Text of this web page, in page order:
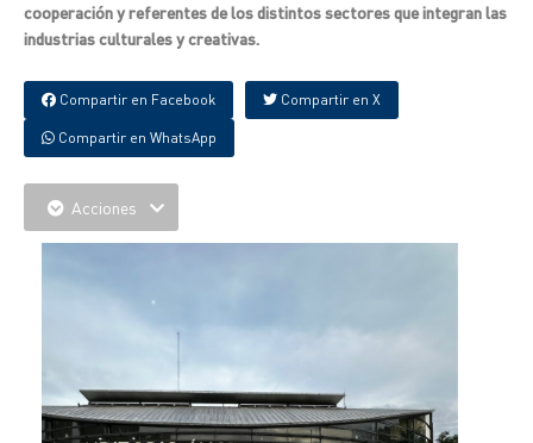
cooperación y referentes de los distintos sectores que integran las
industrias culturales y creativas.
Compartir en Facebook Compartir en X
Compartir en WhatsApp
Acciones